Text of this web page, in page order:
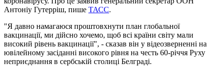
Антоніу Гутерріш, пише ТАСС.
"Я давно намагаюся проштовхнути план глобальної
вакцинації, ми дійсно хочемо, щоб всі країни світу мали
високий рівень вакцинації", - сказав він у відеозверненні на
ювілейному засіданні високого рівня на честь 60-річчя Руху
неприєднання в сербській столиці Белграді.